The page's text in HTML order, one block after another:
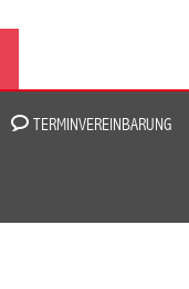
TERMINVEREINBARUNG